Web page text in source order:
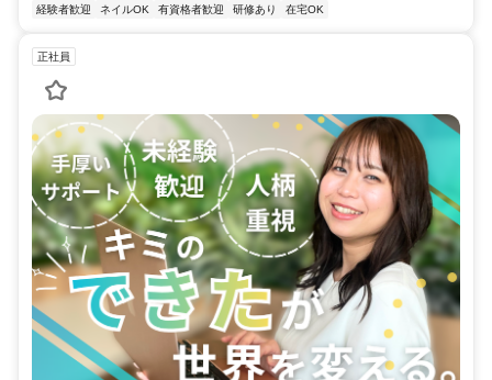
経験者歓迎
ネイルOK 有資格者歓迎 研修あり 在宅OK
正社員